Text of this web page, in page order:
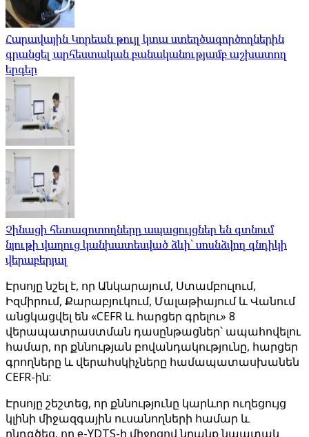
Հարավային Կորեան թույլ կտա ստեղծագործողներին
գրանցել արհեստական ​​բանականությամբ աշխատող
երգեր
Չինացի հետազոտողները ապացույցներ են գտնում
նյութի վաղուց կանխատեսված ձևի՝ սոսնձվող գնդիկի
վերաբերյալ
Էրսոյը նշել է, որ Անկարայում, Ստամբուլում,
Իզմիրում, Քարաբյուկում, Մալաթիայում և Վանում
անցկացվել են «CEFR և հարցեր գրելու» 8
վերապատրաստման դասընթացներ՝ ապահովելու
համար, որ քննության բովանդակությունը, հարցեր
գրողները և վերահսկիչները համապատասխանեն
CEFR-ին:
Էրսոյը շեշտեց, որ քննությունը կարևոր ուղեցույց
կլինի միջազգային ուսանողների համար և
ընդգծեց, որ e-YDTS-ի միջոցով նրանք նպատակ